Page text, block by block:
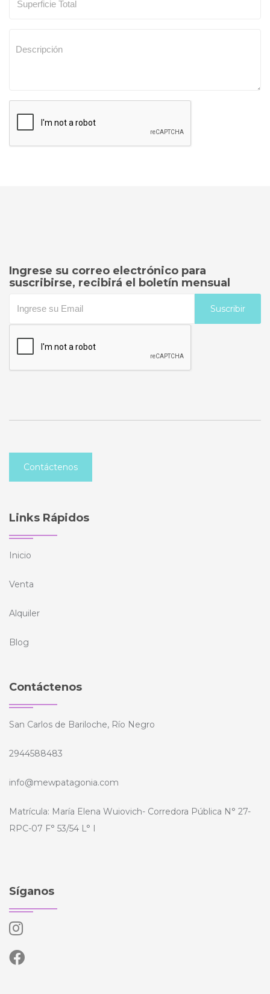
Ingrese su correo electrónico para
suscribirse, recibirá el boletín mensual
Suscribir
Contáctenos
Links Rápidos
Inicio
Venta
Alquiler
Blog
Contáctenos
San Carlos de Bariloche, Río Negro
2944588483
info@mewpatagonia.com
Matrícula: María Elena Wuiovich- Corredora Pública N° 27-
RPC-07 F° 53/54 L° I
Síganos